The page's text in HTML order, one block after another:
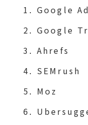
Google
Google
Ahrefs
SEMrush
Moz